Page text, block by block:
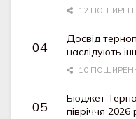
12
Досвід
наслідують
10
Бюджет
півріччя 2026